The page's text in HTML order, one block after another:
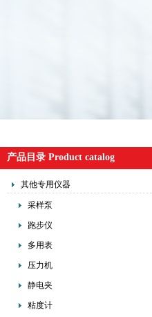
产品目录 Product catalog
其他专用仪器
采样泵
跑步仪
多用表
压力机
静电夹
粘度计